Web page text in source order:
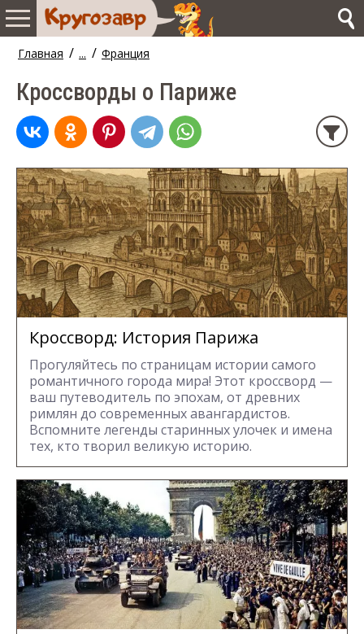
Главная / ... / Франция
Кроссворды о Париже
Кроссворд: История Парижа
Прогуляйтесь по страницам истории самого
романтичного города мира! Этот кроссворд —
ваш путеводитель по эпохам, от древних
римлян до современных авангардистов.
Вспомните легенды старинных улочек и имена
тех, кто творил великую историю.